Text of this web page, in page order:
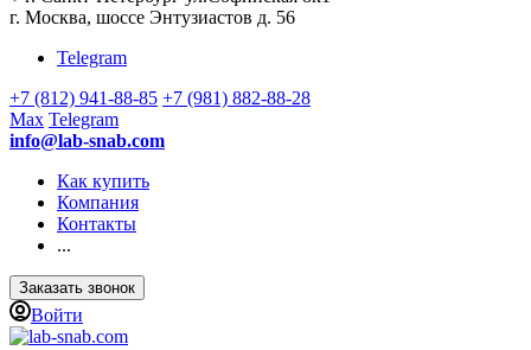
г. Москва, шоссе Энтузиастов д. 56
Telegram
+7 (812) 941-88-85 +7 (981) 882-88-28
Max Telegram
info@lab-snab.com
Как купить
Компания
Контакты
...
Заказать звонок
Войти